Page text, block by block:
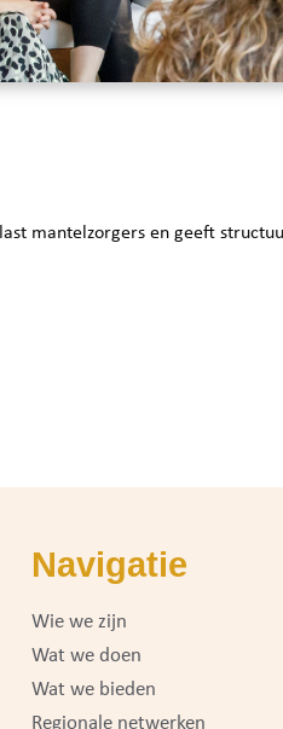
mantelzorgers en geeft
Navigatie
Wie we zijn
Wat we doen
Wat we bieden
Regionale netwerken